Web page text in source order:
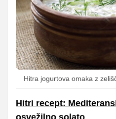
Hitra jogurtova omaka z
Hitri recept:
osvežilno solato